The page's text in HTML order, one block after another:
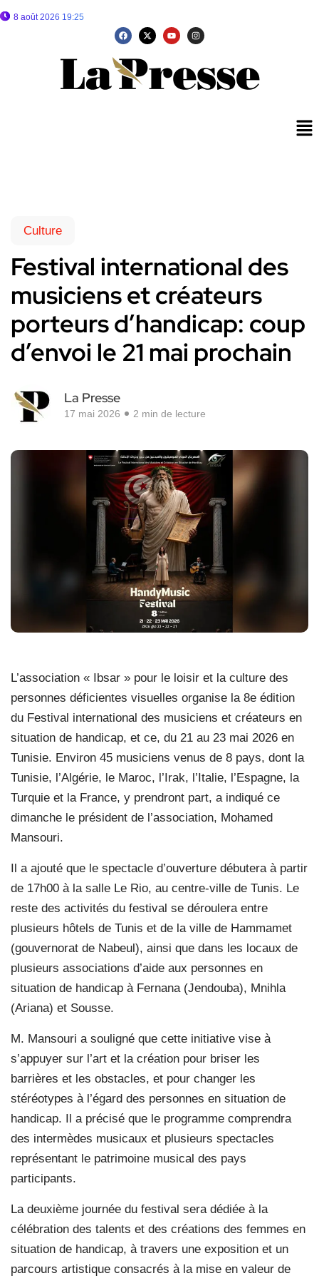
8 août 2026 19:25
Culture
Festival international des
musiciens et créateurs
porteurs d’handicap: coup
d’envoi le 21 mai prochain
La Presse
17 mai 2026 2 min de lecture
L’association « Ibsar » pour le loisir et la culture des
personnes déficientes visuelles organise la 8e édition
du Festival international des musiciens et créateurs en
situation de handicap, et ce, du 21 au 23 mai 2026 en
Tunisie. Environ 45 musiciens venus de 8 pays, dont la
Tunisie, l’Algérie, le Maroc, l’Irak, l’Italie, l’Espagne, la
Turquie et la France, y prendront part, a indiqué ce
dimanche le président de l’association, Mohamed
Mansouri.
Il a ajouté que le spectacle d’ouverture débutera à partir
de 17h00 à la salle Le Rio, au centre-ville de Tunis. Le
reste des activités du festival se déroulera entre
plusieurs hôtels de Tunis et de la ville de Hammamet
(gouvernorat de Nabeul), ainsi que dans les locaux de
plusieurs associations d’aide aux personnes en
situation de handicap à Fernana (Jendouba), Mnihla
(Ariana) et Sousse.
M. Mansouri a souligné que cette initiative vise à
s’appuyer sur l’art et la création pour briser les
barrières et les obstacles, et pour changer les
stéréotypes à l’égard des personnes en situation de
handicap. Il a précisé que le programme comprendra
des intermèdes musicaux et plusieurs spectacles
représentant le patrimoine musical des pays
participants.
La deuxième journée du festival sera dédiée à la
célébration des talents et des créations des femmes en
situation de handicap, à travers une exposition et un
parcours artistique consacrés à la mise en valeur de